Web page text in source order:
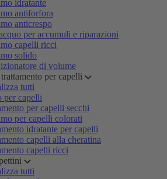
idratante
antiforfora
anticrespo
per accumuli e riparazioni
capelli ricci
solido
di volume
per capelli
tutti
per capelli
per capelli secchi
per capelli colorati
idratante per capelli
capelli alla cheratina
capelli ricci
tutti